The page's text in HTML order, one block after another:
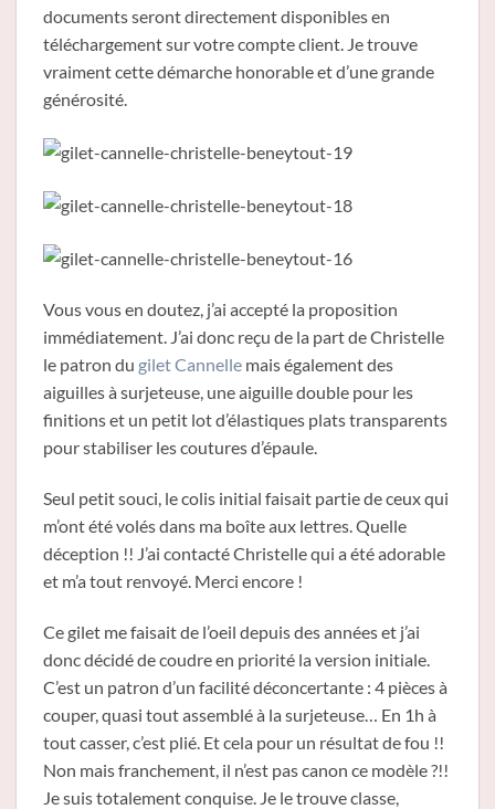
documents seront directement disponibles en
téléchargement sur votre compte client. Je trouve
vraiment cette démarche honorable et d’une grande
générosité.
Vous vous en doutez, j’ai accepté la proposition
immédiatement. J’ai donc reçu de la part de Christelle
le patron du gilet Cannelle mais également des
aiguilles à surjeteuse, une aiguille double pour les
finitions et un petit lot d’élastiques plats transparents
pour stabiliser les coutures d’épaule.
Seul petit souci, le colis initial faisait partie de ceux qui
m’ont été volés dans ma boîte aux lettres. Quelle
déception !! J’ai contacté Christelle qui a été adorable
et m’a tout renvoyé. Merci encore !
Ce gilet me faisait de l’oeil depuis des années et j’ai
donc décidé de coudre en priorité la version initiale.
C’est un patron d’un facilité déconcertante : 4 pièces à
couper, quasi tout assemblé à la surjeteuse… En 1h à
tout casser, c’est plié. Et cela pour un résultat de fou !!
Non mais franchement, il n’est pas canon ce modèle ?!!
Je suis totalement conquise. Je le trouve classe,